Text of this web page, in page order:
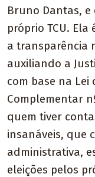
Bruno Dantas,
próprio TCU.
a transparência
auxiliando a
com base na Lei
Complementar
quem tiver
insanáveis, que
administrativa,
eleições pelos